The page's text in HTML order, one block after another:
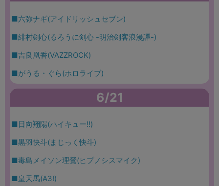
■六弥ナギ(アイドリッシュセブン)
■緋村剣心(るろうに剣心 -明治剣客浪漫譚-)
■吉良凰香(VAZZROCK)
■がうる・ぐら(ホロライブ)
6/21
■日向翔陽(ハイキュー!!)
■黒羽快斗(まじっく快斗)
■毒島メイソン理鶯(ヒプノシスマイク)
■皇天馬(A3!)